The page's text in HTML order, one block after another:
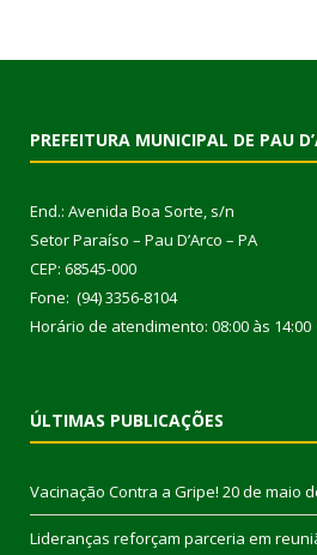
PREFEITURA MUNICIPAL DE PAU
End.: Avenida Boa Sorte, s/n
Setor Paraíso – Pau D’Arco – PA
CEP: 68545-000
Fone: (94) 3356-8104
Horário de atendimento: 08:00 às 14:00
ÚLTIMAS PUBLICAÇÕES
Vacinação Contra a Gripe! 20 de maio
Lideranças reforçam parceria em